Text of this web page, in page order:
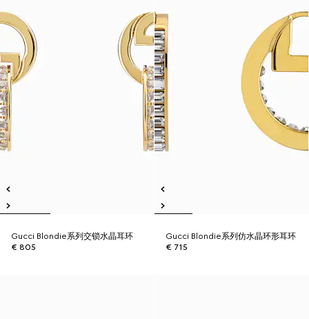
Gucci Blondie系列交锁水晶耳环
€ 805
Gucci Blondie系列仿水晶环形耳环
€ 715